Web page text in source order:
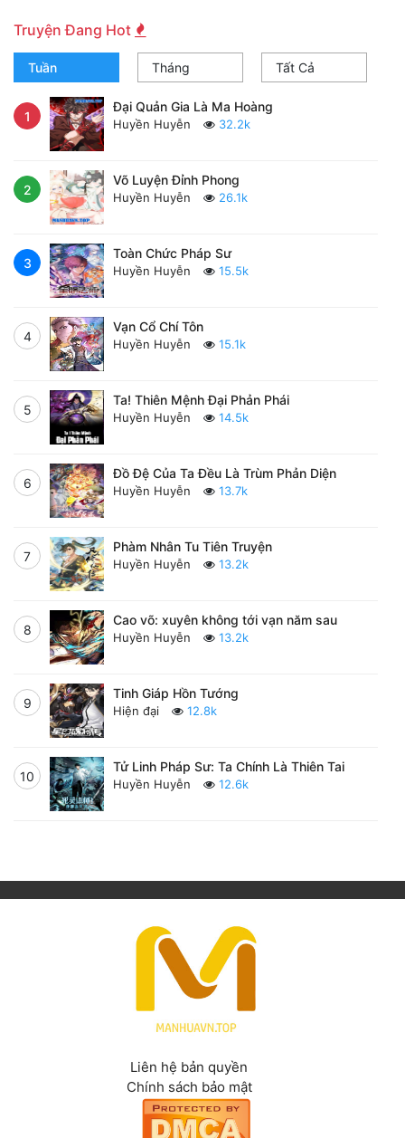
Truyện Đang Hot
Tuần Tháng Tất Cả
1
Đại Quản Gia Là Ma Hoàng
Huyền Huyễn 32.2k
2
Võ Luyện Đỉnh Phong
Huyền Huyễn 26.1k
3
Toàn Chức Pháp Sư
Huyền Huyễn 15.5k
4
Vạn Cổ Chí Tôn
Huyền Huyễn 15.1k
5
Ta! Thiên Mệnh Đại Phản Phái
Huyền Huyễn 14.5k
6
Đồ Đệ Của Ta Đều Là Trùm Phản Diện
Huyền Huyễn 13.7k
7
Phàm Nhân Tu Tiên Truyện
Huyền Huyễn 13.2k
8
Cao võ: xuyên không tới vạn năm sau
Huyền Huyễn 13.2k
9
Tinh Giáp Hồn Tướng
Hiện đại 12.8k
10
Tử Linh Pháp Sư: Ta Chính Là Thiên Tai
Huyền Huyễn 12.6k
Liên hệ bản quyền
Chính sách bảo mật